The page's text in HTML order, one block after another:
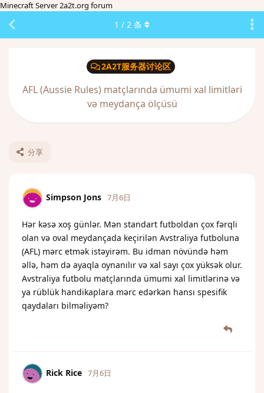
Minecraft Server 2a2t.org forum
2A2T服务器讨论区
AFL (Aussie Rules) matçlarında ümumi xal limitləri
və meydança ölçüsü
分享
1 / 2 条
Simpson Jons 7月6日
Hər kəsə xoş günlər. Mən standart futboldan çox fərqli
olan və oval meydançada keçirilən Avstraliya futboluna
(AFL) mərc etmək istəyirəm. Bu idman növündə həm
əllə, həm də ayaqla oynanılır və xal sayı çox yüksək olur.
Avstraliya futbolu matçlarında ümumi xal limitlərinə və
ya rüblük handikaplara mərc edərkən hansı spesifik
qaydaları bilməliyəm?
Rick Rice 7月6日